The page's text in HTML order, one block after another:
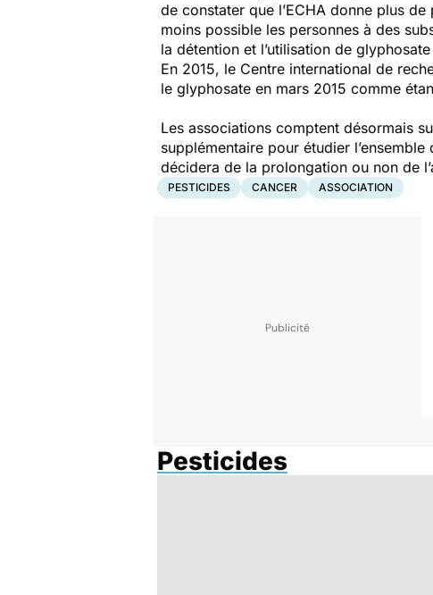
de constater que l’ECHA donne plus
moins possible les personnes à des
la détention et l’utilisation de
En 2015, le Centre international de
le glyphosate en mars 2015 comme
Les associations comptent désormais
supplémentaire pour étudier
décidera de la prolongation ou non de
PESTICIDES CANCER ASSOCIATION
Pesticides